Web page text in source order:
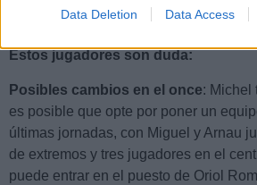
Data Deletion Data Access
Tsygankov, Solís.
Estos jugadores son duda:
Posibles cambios en el once: Michel
es posible que opte por poner un
últimas jornadas, con Miguel y Arnau
de extremos y tres jugadores en el
puede entrar en el puesto de Oriol